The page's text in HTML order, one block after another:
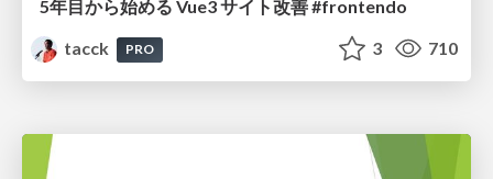
5年目から始める Vue3 サイト改善 #frontendo
tacck
PRO 3 710